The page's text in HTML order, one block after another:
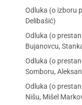
Odluka (o izboru
Delibašić)
Odluka (o
Bujanovcu,
Odluka (o
Somboru,
Odluka (o
Nišu, Mišel